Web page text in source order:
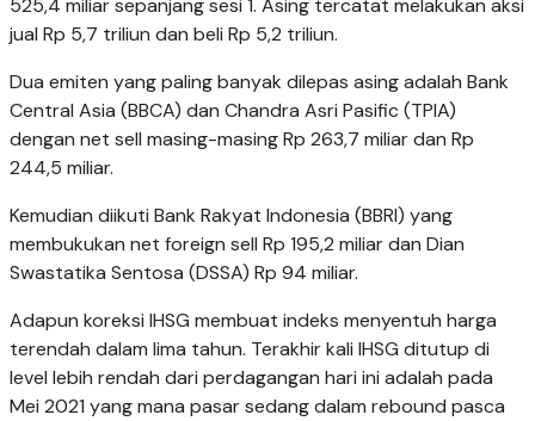
525,4 miliar sepanjang sesi 1. Asing tercatat melakukan aksi
jual Rp 5,7 triliun dan beli Rp 5,2 triliun.
Dua emiten yang paling banyak dilepas asing adalah Bank
Central Asia (BBCA) dan Chandra Asri Pasific (TPIA)
dengan net sell masing-masing Rp 263,7 miliar dan Rp
244,5 miliar.
Kemudian diikuti Bank Rakyat Indonesia (BBRI) yang
membukukan net foreign sell Rp 195,2 miliar dan Dian
Swastatika Sentosa (DSSA) Rp 94 miliar.
Adapun koreksi IHSG membuat indeks menyentuh harga
terendah dalam lima tahun. Terakhir kali IHSG ditutup di
level lebih rendah dari perdagangan hari ini adalah pada
Mei 2021 yang mana pasar sedang dalam rebound pasca